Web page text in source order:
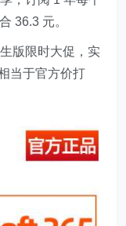
36.3 元。
版限时大促，实
当于官方价打